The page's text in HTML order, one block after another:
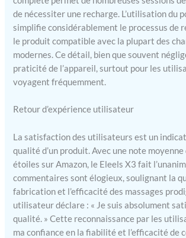
de nécessiter une recharge. L’utilisation du
simplifie considérablement le processus de
le produit compatible avec la plupart des
modernes. Ce détail, bien que souvent
praticité de l’appareil, surtout pour les
voyagent fréquemment.
Retour d’expérience utilisateur
La satisfaction des utilisateurs est un
qualité d’un produit. Avec une note moyenne
étoiles sur Amazon, le Eleels X3 fait
commentaires sont élogieux, soulignant la
fabrication et l’efficacité des massages
utilisateur déclare : « Je suis absolument
qualité. » Cette reconnaissance par les
ma confiance en la fiabilité et l’efficacité de